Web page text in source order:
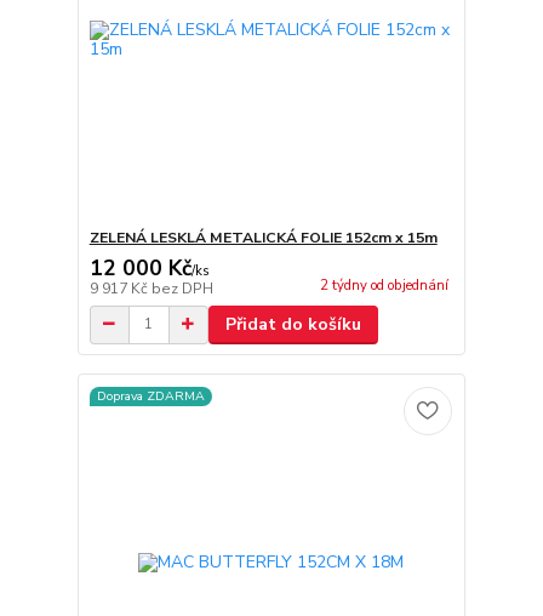
ZELENÁ LESKLÁ METALICKÁ FOLIE 152cm x 15m
12 000 Kč/ks
9 917 Kč bez DPH 2 týdny od objednání
Přidat do košíku
Doprava ZDARMA